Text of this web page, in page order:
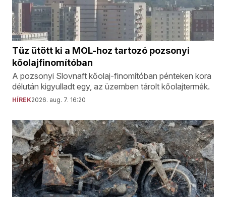
Tűz ütött ki a MOL-hoz tartozó pozsonyi
kőolajfinomítóban
A pozsonyi Slovnaft kőolaj-finomítóban pénteken kora
délután kigyulladt egy, az üzemben tárolt kőolajtermék.
HÍREK2026. aug. 7. 16:20